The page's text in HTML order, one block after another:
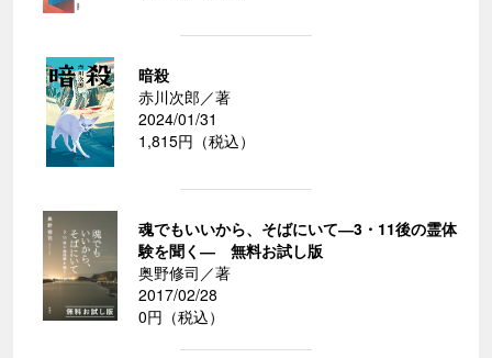
暗殺
赤川次郎／著
2024/01/31
1,815円（税込）
魂でもいいから、そばにいて―3・11後の霊体
験を聞く― 無料お試し版
奥野修司／著
2017/02/28
0円（税込）